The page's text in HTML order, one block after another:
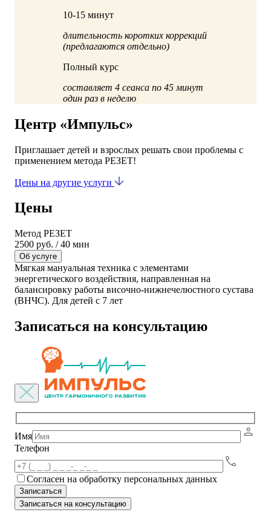
10-15 минут
длительность коротких коррекций
(предлагаются отдельно)
Полный курс
составляет 4 сеанса по 45 минут
один раз в неделю
Центр «Импульс»
Приглашает детей и взрослых решать свои проблемы с
применением метода РЕЗЕТ!
Цены на другие услуги
Цены
Метод РЕЗЕТ
2500 руб. / 40 мин
Об услуге
Мягкая мануальная техника с элементами
энергетического воздействия, направленная на
балансировку работы височно-нижнечелюстного сустава
(ВНЧС). Для детей с 7 лет
Записаться на консультацию
Имя
Телефон
Согласен на обработку персональных данных
Записаться на консультацию